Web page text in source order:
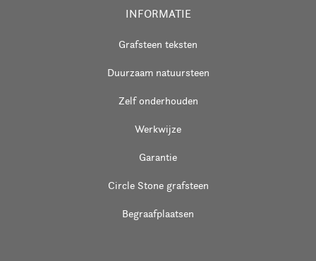
INFORMATIE
Grafsteen teksten
Duurzaam natuursteen
Zelf onderhouden
Werkwijze
Garantie
Circle Stone grafsteen
Begraafplaatsen